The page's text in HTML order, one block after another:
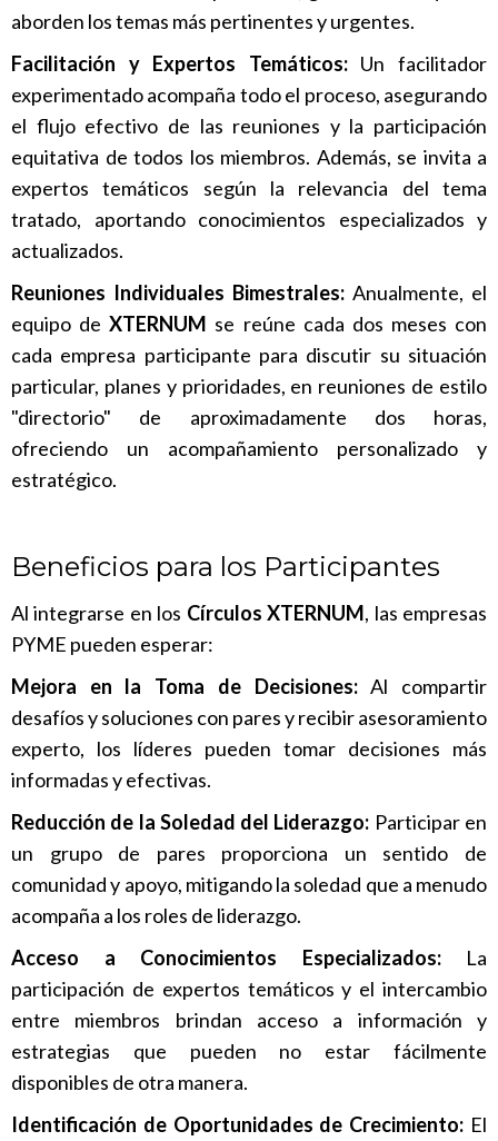
aborden los temas más pertinentes y urgentes.
Facilitación y Expertos Temáticos:Un facilitador
experimentado acompaña todo el proceso, asegurando
el flujo efectivo de las reuniones y la participación
equitativa de todos los miembros. Además, se invita a
expertos temáticos según la relevancia del tema
tratado, aportando conocimientos especializados y
actualizados.
Reuniones Individuales Bimestrales: Anualmente, el
equipo deXTERNUM se reúne cada dos meses con
cada empresa participante para discutir su situación
particular, planes y prioridades, en reuniones de estilo
"directorio" de aproximadamente dos horas,
ofreciendo un acompañamiento personalizado y
estratégico.
Beneficios para los Participantes
Al integrarse en los Círculos XTERNUM, las empresas
PYME pueden esperar:
Mejora en la Toma de Decisiones:Al compartir
desafíos y soluciones con pares y recibir asesoramiento
experto, los líderes pueden tomar decisiones más
informadas y efectivas.
Reducción de la Soledad del Liderazgo: Participar en
un grupo de pares proporciona un sentido de
comunidad y apoyo, mitigando la soledad que a menudo
acompaña a los roles de liderazgo.
Acceso a Conocimientos Especializados:La
participación de expertos temáticos y el intercambio
entre miembros brindan acceso a información y
estrategias que pueden no estar fácilmente
disponibles de otra manera.
Identificación de Oportunidades de Crecimiento: El